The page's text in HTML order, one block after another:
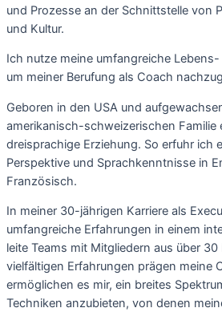
und Prozesse an der Schnittstelle von
und Kultur.
Ich nutze meine umfangreiche
um meiner Berufung als Coach
Geboren in den USA und
amerikanisch-schweizerischen Familie
dreisprachige Erziehung. So erfuhr ich
Perspektive und Sprachkenntnisse in
Französisch.
In meiner 30-jährigen Karriere als
umfangreiche Erfahrungen in einem
leite Teams mit Mitgliedern aus über 30
vielfältigen Erfahrungen prägen meine
ermöglichen es mir, ein breites
Techniken anzubieten, von denen